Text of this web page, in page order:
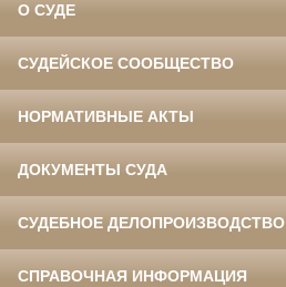
О СУДЕ
СУДЕЙСКОЕ СООБЩЕСТВО
НОРМАТИВНЫЕ АКТЫ
ДОКУМЕНТЫ СУДА
СУДЕБНОЕ ДЕЛОПРОИЗВОДСТВО
СПРАВОЧНАЯ ИНФОРМАЦИЯ